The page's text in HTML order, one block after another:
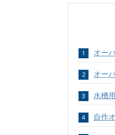
オー
オー
水槽
自作